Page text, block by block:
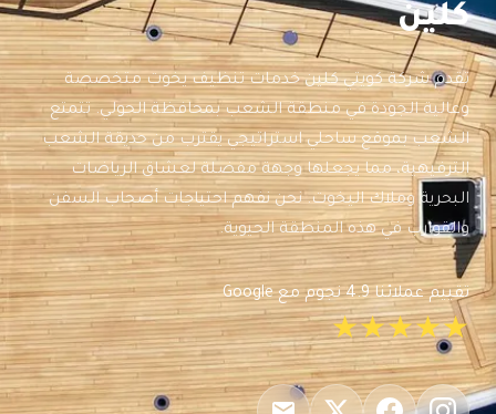
كلين
تقدم شركة كويتي كلين خدمات تنظيف يخوت متخصصة
وعالية الجودة في منطقة الشعب بمحافظة الحولي. تتمتع
الشعب بموقع ساحلي استراتيجي يقترب من حديقة الشعب
الترفيهية، مما يجعلها وجهة مفضلة لعشاق الرياضات
البحرية وملاك اليخوت. نحن نفهم احتياجات أصحاب السفن
والقوارب في هذه المنطقة الحيوية.
تقييم عملائنا 4.9 نجوم مع Google
★★★★★